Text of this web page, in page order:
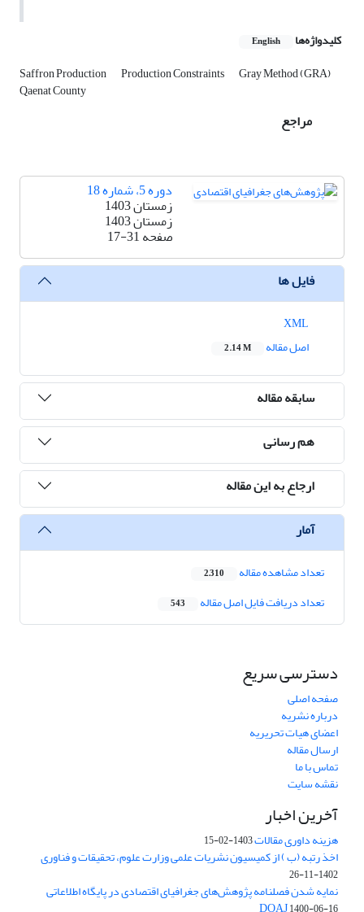
کلیدواژه‌ها English
Saffron Production Production Constraints Gray Method (GRA)
Qaenat County
مراجع
دوره 5، شماره 18
زمستان 1403
زمستان 1403
صفحه17-31
فایل ها
اصل مقاله
2.14 M
سابقه مقاله
هم رسانی
ارجاع به این مقاله
آمار
تعداد مشاهده مقاله 2,310
تعداد دریافت فایل اصل مقاله 543
دسترسی سریع
صفحه اصلی
درباره نشریه
اعضای هیات تحریریه
ارسال مقاله
تماس با ما
نقشه سایت
آخرین اخبار
هزینه داوری مقالات1403-02-15
اخذ رتبه (ب ) از کمیسیون نشریات علمی وزارت علوم، تحقیقات و فناوری
1402-11-26
نمایه شدن فصلنامه پژوهش‌های جغرافیای اقتصادی در پایگاه اطلاعاتی